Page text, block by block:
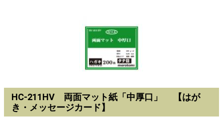
HC-211HV 両面マット紙「中厚口」 【はが
き・メッセージカード】